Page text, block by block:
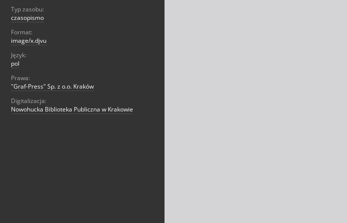
Typ zasobu:
czasopismo
Format:
image/x.djvu
Język:
pol
Prawa:
"Graf-Press" Sp. z o.o. Kraków
Digitalizacja:
Nowohucka Biblioteka Publiczna w Krakowie